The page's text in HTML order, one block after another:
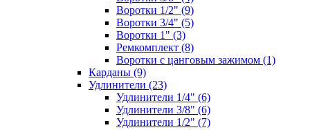
Воротки 1/2" (9)
Воротки 3/4" (5)
Воротки 1" (3)
Ремкомплект (8)
Воротки с цанговым зажимом (1)
Карданы (9)
Удлинители (23)
Удлинители 1/4" (6)
Удлинители 3/8" (6)
Удлинители 1/2" (7)